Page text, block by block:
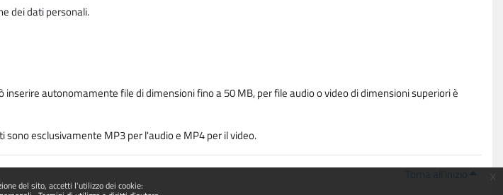
del sito, accetti l'utilizzo dei cookie:
dei dati personali.
autonomamente file di dimensioni fino a 50 MB, per file audio o video di dimensioni superiori è
esclusivamente MP3 per l'audio e MP4 per il video.
Torna all'inizio